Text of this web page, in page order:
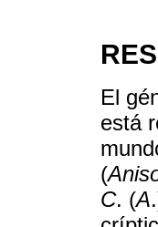
El
está
(
C. (A